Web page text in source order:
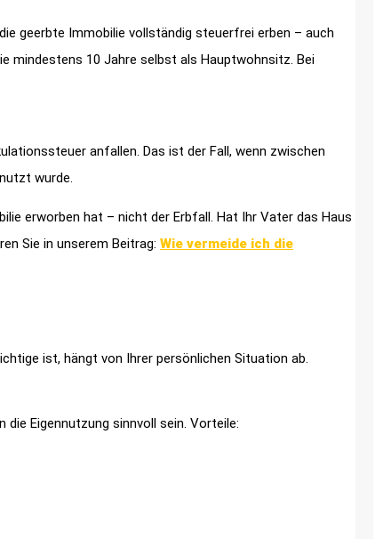
geerbte Immobilie vollständig steuerfrei erben – auch
mindestens 10 Jahre selbst als Hauptwohnsitz. Bei
anfallen. Das ist der Fall, wenn zwischen
wurde.
erworben hat – nicht der Erbfall. Hat Ihr Vater das Haus
Sie in unserem Beitrag: Wie vermeide ich die
ist, hängt von Ihrer persönlichen Situation ab.
die Eigennutzung sinnvoll sein. Vorteile: